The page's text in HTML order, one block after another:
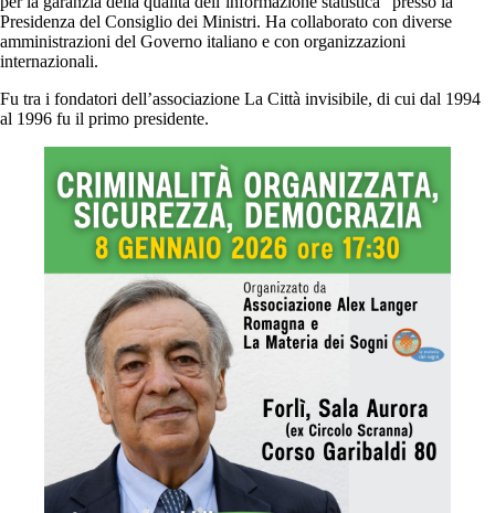
Presidenza del Consiglio dei Ministri. Ha collaborato con diverse
amministrazioni del Governo italiano e con organizzazioni
internazionali.
Fu tra i fondatori dell’associazione La Città invisibile, di cui dal 1994
al 1996 fu il primo presidente.